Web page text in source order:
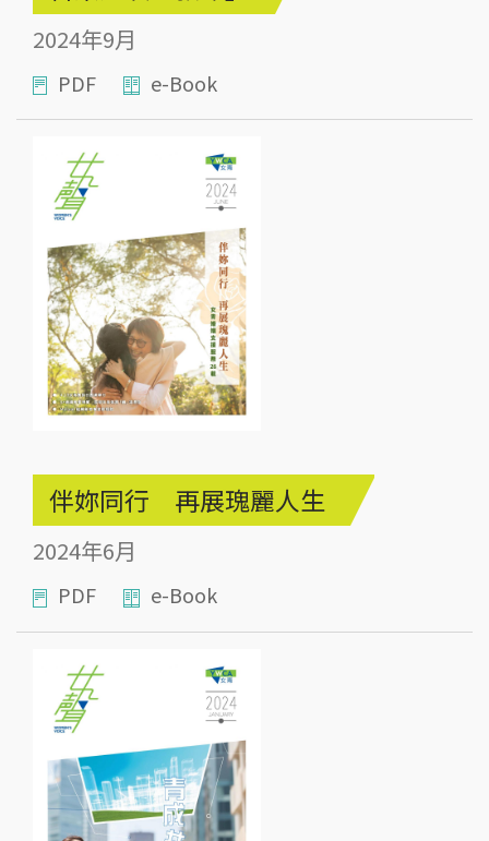
2024年9月
PDF e-Book
伴妳同行 再展瑰麗人生
2024年6月
PDF e-Book